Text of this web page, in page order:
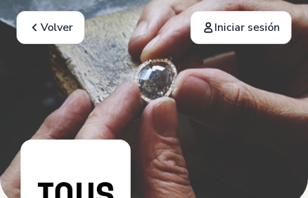
Volver Iniciar sesión